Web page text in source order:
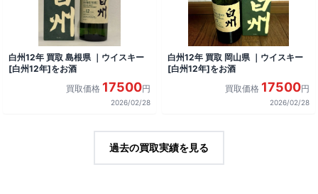
白州12年 買取 島根県 ｜ウイスキー
[白州12年]をお酒
買取価格 17500円
2026/02/28
白州12年 買取 岡山県 ｜ウイスキー
[白州12年]をお酒
買取価格 17500円
2026/02/28
過去の買取実績を見る